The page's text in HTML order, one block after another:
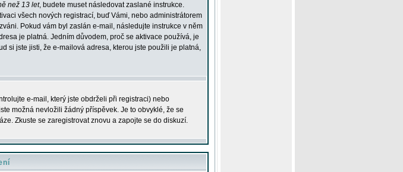
než 13 let, budete muset následovat zaslané instrukce.
všech nových registrací, buď Vámi, nebo administrátorem
Pokud vám byl zaslán e-mail, následujte instrukce v něm
je platná. Jedním důvodem, proč se aktivace používá, je
si jste jisti, že e-mailová adresa, kterou jste použili je platná,
e-mail, který jste obdrželi při registraci) nebo
možná nevložili žádný příspěvek. Je to obvyklé, že se
Zkuste se zaregistrovat znovu a zapojte se do diskuzí.